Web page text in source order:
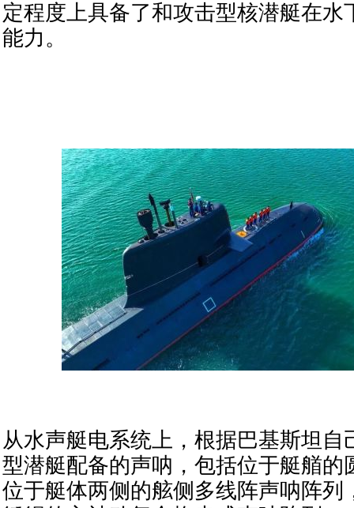
定程度上具备了和攻击型核潜艇在水
能力。
从水声艇电系统上，根据巴基斯坦自
型潜艇配备的声呐，包括位于艇艏的
位于艇体两侧的舷侧多线阵声呐阵列